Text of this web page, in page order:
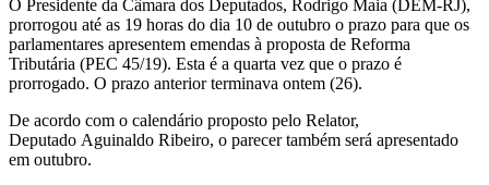
O Presidente da Câmara dos Deputados, Rodrigo Maia (DEM-RJ),
prorrogou até as 19 horas do dia 10 de outubro o prazo para que os
parlamentares apresentem emendas à proposta de Reforma
Tributária (PEC 45/19). Esta é a quarta vez que o prazo é
prorrogado. O prazo anterior terminava ontem (26).
De acordo com o calendário proposto pelo Relator,
Deputado Aguinaldo Ribeiro, o parecer também será apresentado
em outubro.